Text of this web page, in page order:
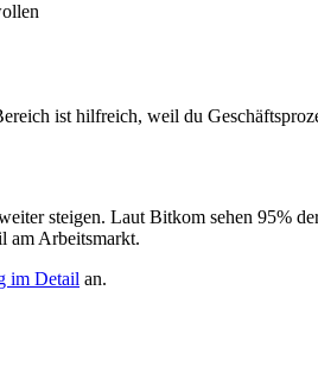
ist hilfreich, weil du
steigen. Laut Bitkom sehen 95%
am Arbeitsmarkt.
im Detail an.